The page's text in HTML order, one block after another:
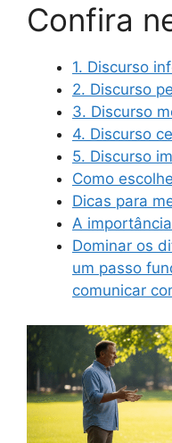
Confira
1. Discurso
2. Discurso
3. Discurso
4. Discurso
5. Discurso
Como
Dicas para
A
Dominar os
um passo
comunicar